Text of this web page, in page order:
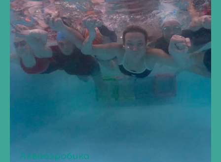
Аквааэробика